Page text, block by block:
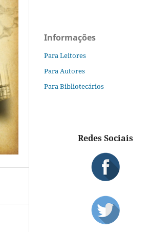
Informações
Para Leitores
Para Autores
Para Bibliotecários
Redes Sociais